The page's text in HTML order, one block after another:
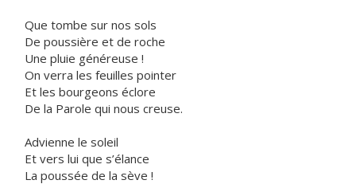
Que tombe sur nos sols
De poussière et de roche
Une pluie généreuse !
On verra les feuilles pointer
Et les bourgeons éclore
De la Parole qui nous creuse.
Advienne le soleil
Et vers lui que s’élance
La poussée de la sève !